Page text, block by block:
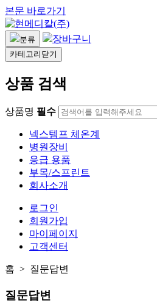
본문 바로가기
분류 장바구니
카테고리닫기
상품 검색
상품명 필수
넥스템프 체온계
병원장비
응급 용품
부목/스프린트
회사소개
로그인
회원가입
마이페이지
고객센터
홈 > 질문답변
질문답변